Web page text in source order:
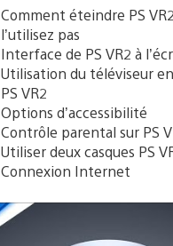
Comment éteindre PS
l’utilisez pas
Interface de PS VR2 à
Utilisation du téléviseur
PS VR2
Options d’accessibilité
Contrôle parental sur PS
Utiliser deux casques PS
Connexion Internet